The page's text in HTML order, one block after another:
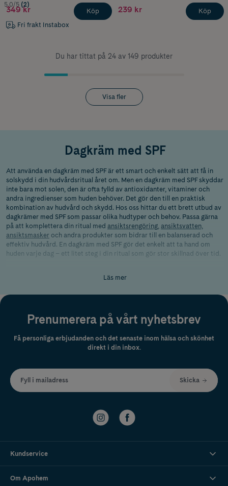
5.0/5 (2)
349 kr
Fri frakt Instabox
Köp 239 kr Köp
Du har tittat på 24 av 149 produkter
Visa fler
Dagkräm med SPF
Att använda en dagkräm med SPF är ett smart och enkelt sätt att få in
solskydd i din hudvårdsritual året om. Men en dagkräm med SPF skyddar
inte bara mot solen, den är ofta fylld av antioxidanter, vitaminer och
andra ingredienser som huden behöver. Det gör den till en praktisk
kombination av hudvård och skydd. Hos oss hittar du ett brett utbud av
dagkrämer med SPF som passar olika hudtyper och behov. Passa gärna
på att komplettera din ritual med ansiktsrengöring ansiktsvatten,
ansiktsmasker och andra produkter som bidrar till en balanserad och
effektiv hudvård. En dagkräm med SPF gör det enkelt att ta hand om
huden varje dag – ett litet steg i din ritual som gör stor skillnad över tid.
Skillnaden mellan solskydd och
rikliga mängder. En dagkräm med SPF passar däremot perfekt i
vardagen, när du vill ha ett smidigt skydd i din dagliga rutin.
Läs mer
Prenumerera på vårt nyhetsbrev
Få personliga erbjudanden och det senaste inom hälsa och skönhet
direkt i din inbox.
Fyll i mailadress Skicka
Kundservice
Om Apohem